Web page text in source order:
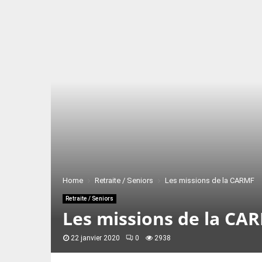
Home Retraite / Seniors Les missions de la CARMF
Retraite / Seniors
Les missions de la
22 janvier 2020 0 2938